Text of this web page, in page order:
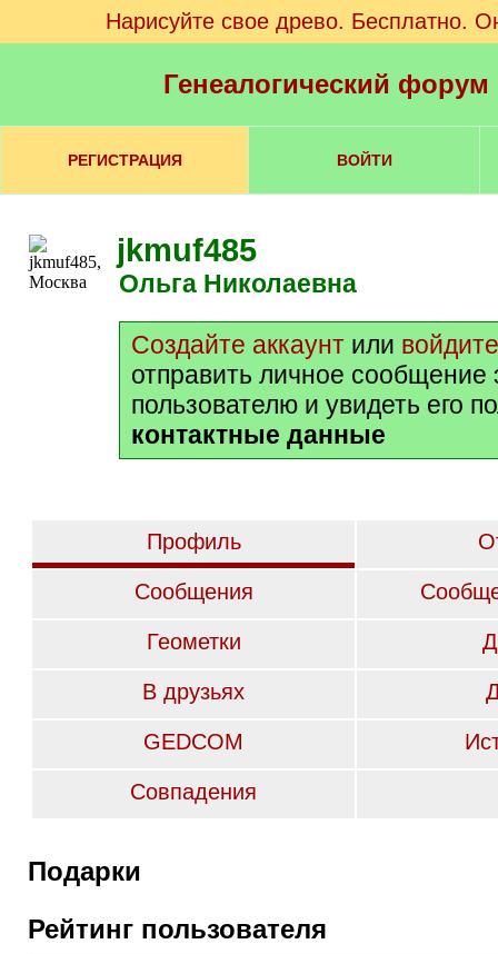
Нарисуйте свое древо. Бесплатно.
Генеалогический
РЕГИСТРАЦИЯ ВОЙТИ
jkmuf485
Ольга Николаевна
Создайте аккаунт или войдите
отправить личное сообщение
пользователю и увидеть его
контактные данные
Профиль
Сообщения
Геометки
В друзьях
GEDCOM
Совпадения
Подарки
Рейтинг пользователя